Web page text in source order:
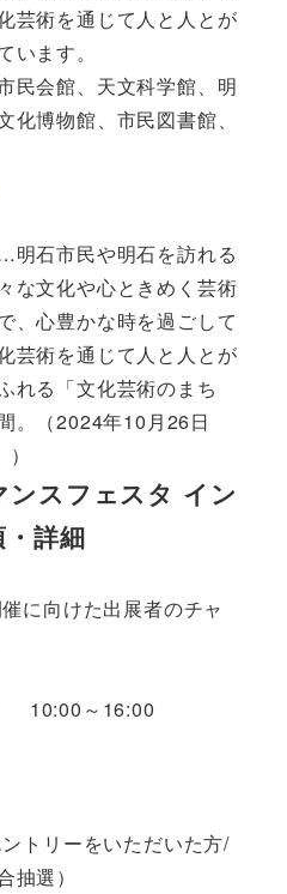
芸術を通じて人と人とが
います。
民会館、天文科学館、明
博物館、市民図書館、
石市民や明石を訪れる
な文化や心ときめく芸術
、心豊かな時を過ごして
芸術を通じて人と人とが
れる「文化芸術のまち
。（2024年10月26日
ンスフェスタ イン
詳細
に向けた出展者のチャ
10:00～16:00
トリーをいただいた方/
抽選）